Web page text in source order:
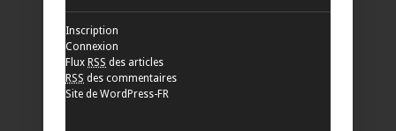
Inscription
Connexion
Flux RSS des articles
RSS des commentaires
Site de WordPress-FR